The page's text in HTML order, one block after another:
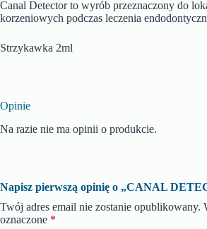
Canal Detector to wyrób przeznaczony do
korzeniowych podczas leczenia
Strzykawka 2ml
Opinie
Na razie nie ma opinii o produkcie.
Napisz pierwszą opinię o „CANAL
Twój adres email nie zostanie opublikowany.
oznaczone *